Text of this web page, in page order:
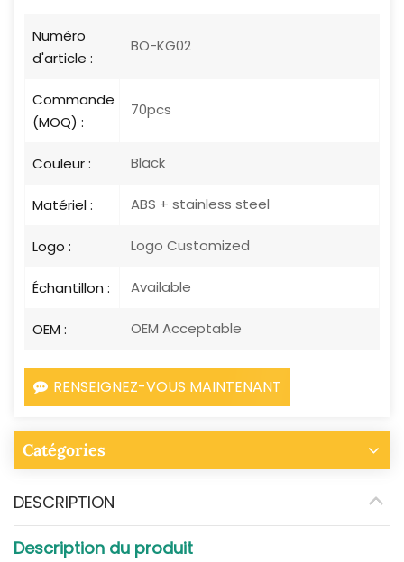
Numéro
d'article :
BO-KG02
Commande
(MOQ) :
70pcs
Couleur : Black
Matériel : ABS + stainless steel
Logo : Logo Customized
Échantillon : Available
OEM : OEM Acceptable
RENSEIGNEZ-VOUS MAINTENANT
Catégories
DESCRIPTION
Description du produit